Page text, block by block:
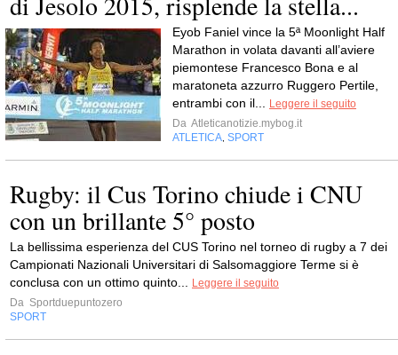
Eyob Faniel vince la 5ª Moonlight Half
Marathon in volata davanti all’aviere
piemontese Francesco Bona e al
maratoneta azzurro Ruggero Pertile,
entrambi con il...
Leggere il seguito
Da Atleticanotizie.mybog.it
ATLETICA SPORT
Rugby: il Cus Torino chiude i CNU
con un brillante 5° posto
La bellissima esperienza del CUS Torino nel torneo di rugby a 7 dei
Campionati Nazionali Universitari di Salsomaggiore Terme si è
conclusa con un ottimo quinto...
Leggere il seguito
Da Sportduepuntozero
SPORT